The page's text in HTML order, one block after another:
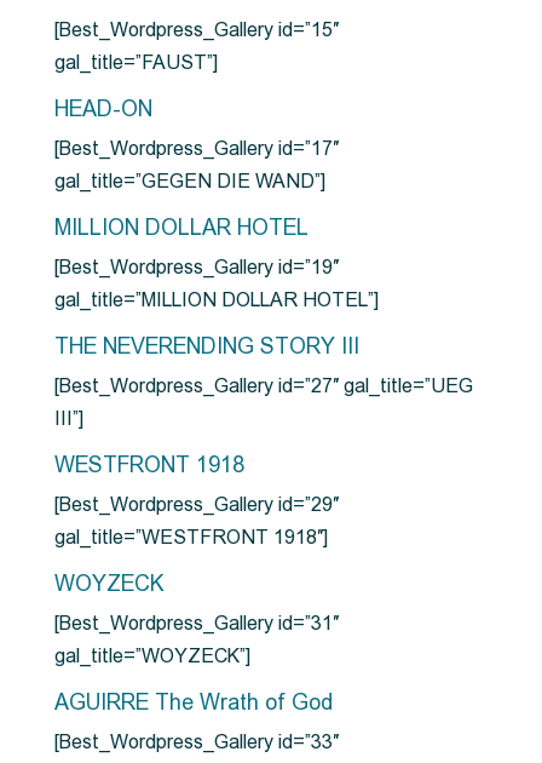
[Best_Wordpress_Gallery id=”15″
gal_title=”FAUST”]
HEAD-ON
[Best_Wordpress_Gallery id=”17″
gal_title=”GEGEN DIE WAND”]
MILLION DOLLAR HOTEL
[Best_Wordpress_Gallery id=”19″
gal_title=”MILLION DOLLAR HOTEL”]
THE NEVERENDING STORY III
[Best_Wordpress_Gallery id=”27″ gal_title=”UEG
III”]
WESTFRONT 1918
[Best_Wordpress_Gallery id=”29″
gal_title=”WESTFRONT 1918″]
WOYZECK
[Best_Wordpress_Gallery id=”31″
gal_title=”WOYZECK”]
AGUIRRE The Wrath of God
[Best_Wordpress_Gallery id=”33″